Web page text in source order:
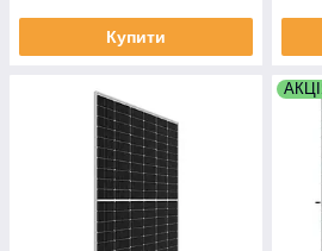
Купити